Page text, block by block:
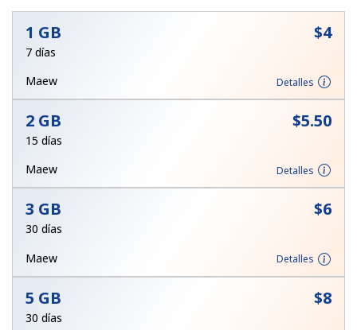
No se ha creado una contraseña
Mínimo 8 caracteres
Una letra mayúscula y una minúscula
Un caracter especial
Mantente en contacto para recibir nuestras mejores
ofertas.
1 GB ⁦$4⁩
7 días
Maew
Detalles
2 GB ⁦$5.50⁩
15 días
Maew
Detalles
3 GB ⁦$6⁩
30 días
Maew
Detalles
5 GB ⁦$8⁩
30 días